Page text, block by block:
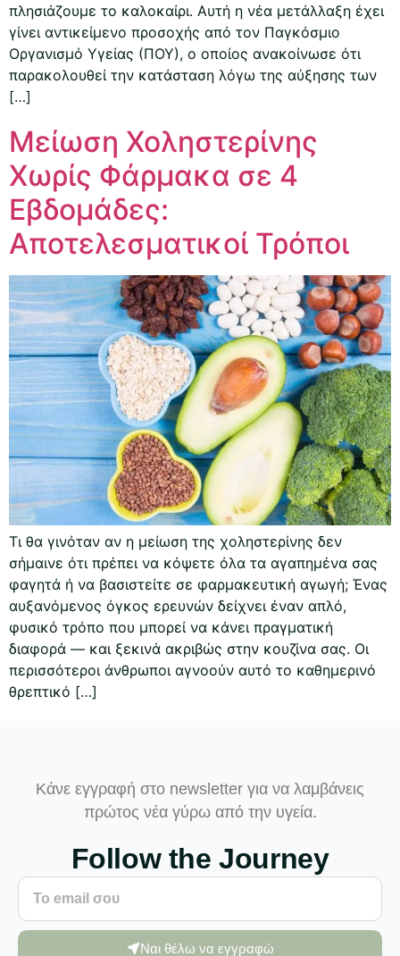
πλησιάζουμε το καλοκαίρι. Αυτή η νέα μετάλλαξη έχει
γίνει αντικείμενο προσοχής από τον Παγκόσμιο
Οργανισμό Υγείας (ΠΟΥ), ο οποίος ανακοίνωσε ότι
παρακολουθεί την κατάσταση λόγω της αύξησης των
[…]
Μείωση Χοληστερίνης
Χωρίς Φάρμακα σε 4
Εβδομάδες:
Αποτελεσματικοί Τρόποι
Τι θα γινόταν αν η μείωση της χοληστερίνης δεν
σήμαινε ότι πρέπει να κόψετε όλα τα αγαπημένα σας
φαγητά ή να βασιστείτε σε φαρμακευτική αγωγή; Ένας
αυξανόμενος όγκος ερευνών δείχνει έναν απλό,
φυσικό τρόπο που μπορεί να κάνει πραγματική
διαφορά — και ξεκινά ακριβώς στην κουζίνα σας. Οι
περισσότεροι άνθρωποι αγνοούν αυτό το καθημερινό
θρεπτικό […]
Κάνε εγγραφή στο newsletter για να λαμβάνεις
πρώτος νέα γύρω από την υγεία.
Follow the Journey
Ναι θέλω να εγγραφώ